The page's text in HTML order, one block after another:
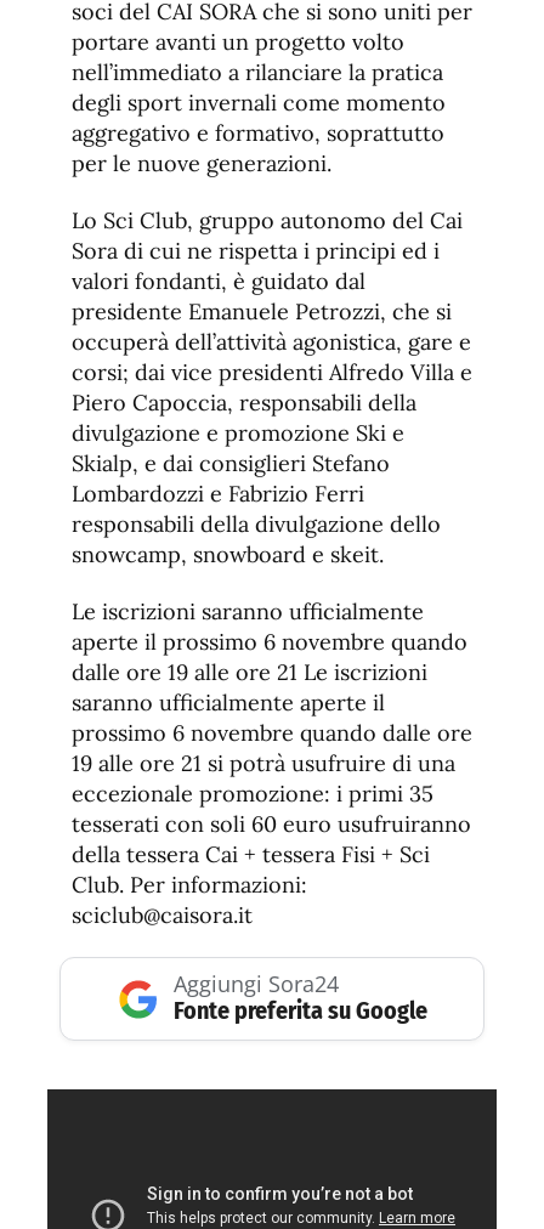
soci del CAI SORA che si sono uniti per
portare avanti un progetto volto
nell’immediato a rilanciare la pratica
degli sport invernali come momento
aggregativo e formativo, soprattutto
per le nuove generazioni.
Lo Sci Club, gruppo autonomo del Cai
Sora di cui ne rispetta i principi ed i
valori fondanti, è guidato dal
presidente Emanuele Petrozzi, che si
occuperà dell’attività agonistica, gare e
corsi; dai vice presidenti Alfredo Villa e
Piero Capoccia, responsabili della
divulgazione e promozione Ski e
Skialp, e dai consiglieri Stefano
Lombardozzi e Fabrizio Ferri
responsabili della divulgazione dello
snowcamp, snowboard e skeit.
Le iscrizioni saranno ufficialmente
aperte il prossimo 6 novembre quando
dalle ore 19 alle ore 21 Le iscrizioni
saranno ufficialmente aperte il
prossimo 6 novembre quando dalle ore
19 alle ore 21 si potrà usufruire di una
eccezionale promozione: i primi 35
tesserati con soli 60 euro usufruiranno
della tessera Cai + tessera Fisi + Sci
Club. Per informazioni:
sciclub@caisora.it
Aggiungi Sora24
Fonte preferita su Google